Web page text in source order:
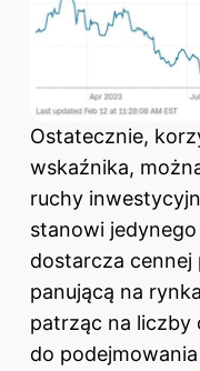
Ostatecznie,
wskaźnika,
ruchy
stanowi
dostarcza
panującą na
patrząc na liczby
do